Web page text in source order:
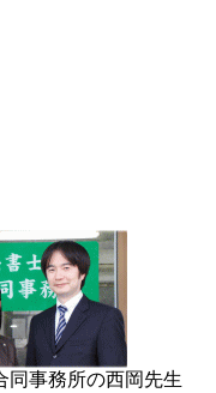
同事務所の西岡先生